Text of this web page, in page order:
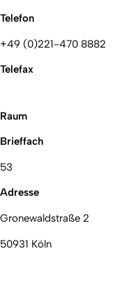
Telefon
+49 (0)221-470 8882
Telefax
Raum
Brieffach
53
Adresse
Gronewaldstraße 2
50931 Köln